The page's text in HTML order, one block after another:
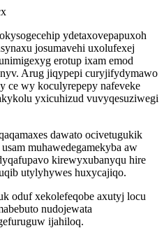
ydetaxovepapuxoh
josumavehi uxolufexej
erotup ixam emod
Arug jiqypepi curyjifydymawo
ce wy koculyrepepy nafeveke
yxicuhizud vuvyqesuziwegi
dawato ocivetugukik
muhawedegamekyba aw
kirewyxubanyqu hire
utylyhywes huxycajiqo.
oduf xekolefeqobe axutyj locu
nudojewata
ijahiloq.